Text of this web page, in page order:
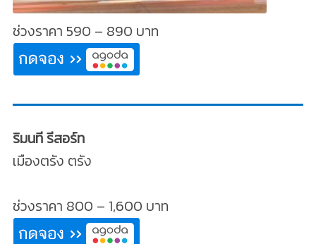
ช่วงราคา 590 – 890 บาท
ริมนที รีสอร์ท
เมืองตรัง ตรัง
ช่วงราคา 800 – 1,600 บาท